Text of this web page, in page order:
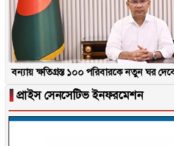
বন্যায় ক্ষতিগ্রস্ত ১০০ পরিবারকে নতুন ঘর দেবেন
▐ প্রাইস সেনসেটিভ ইনফরমেশন